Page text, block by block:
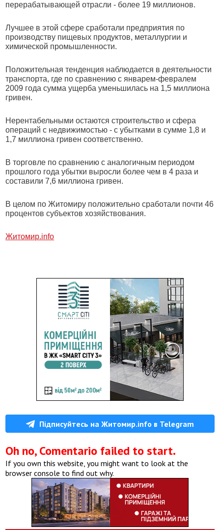
перерабатывающей отрасли - более 19 миллионов.
Лучшее в этой сфере сработали предприятия по
производству пищевых продуктов, металлургии и
химической промышленности.
Положительная тенденция наблюдается в деятельности
транспорта, где по сравнению с январем-февралем
2009 года сумма ущерба уменьшилась на 1,5 миллиона
гривен.
Нерентабельными остаются строительство и сфера
операций с недвижимостью - с убытками в сумме 1,8 и
1,7 миллиона гривен соответственно.
В торговле по сравнению с аналогичным периодом
прошлого года убытки выросли более чем в 4 раза и
составили 7,6 миллиона гривен.
В целом по Житомиру положительно сработали почти 46
процентов субъектов хозяйствования.
Житомир.info
Підписуйтесь на Житомир.info в Telegram
Oh no, Comentario failed to start.
If you own this website, you might want to look at the
browser console to find out why.